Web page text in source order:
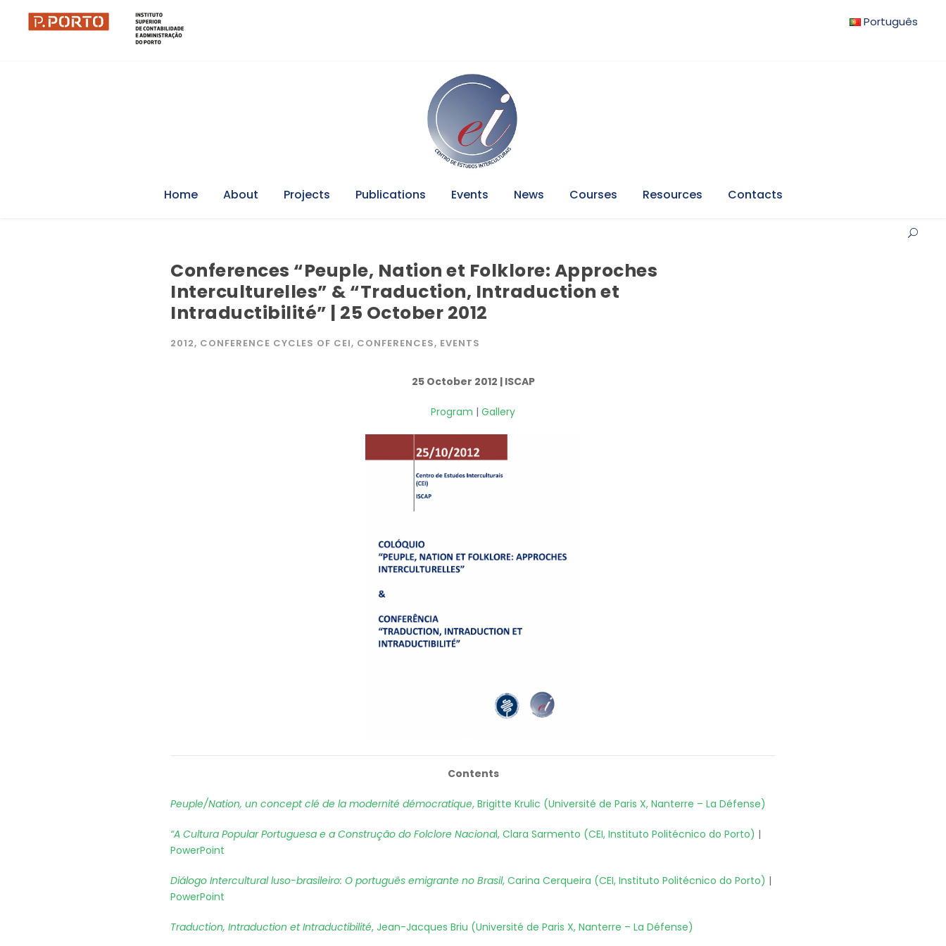
Português
Home About Projects Publications Events News Courses Resources Contacts
Conferences “Peuple, Nation et Folklore: Approches
Interculturelles” & “Traduction, Intraduction et
Intraductibilité” | 25 October 2012
2012, CONFERENCE CYCLES OF CEI, CONFERENCES, EVENTS
25 October 2012 | ISCAP
Program | Gallery
Contents
Peuple/Nation, un concept clé de la modernité démocratique, Brigitte Krulic (Université de Paris X, Nanterre – La Défense)
“A Cultura Popular Portuguesa e a Construção do Folclore Nacional, Clara Sarmento (CEI, Instituto Politécnico do Porto) |
PowerPoint
Diálogo Intercultural luso-brasileiro: O português emigrante no Brasil, Carina Cerqueira (CEI, Instituto Politécnico do Porto) |
PowerPoint
Traduction, Intraduction et Intraductibilité, Jean-Jacques Briu (Université de Paris X, Nanterre – La Défense)